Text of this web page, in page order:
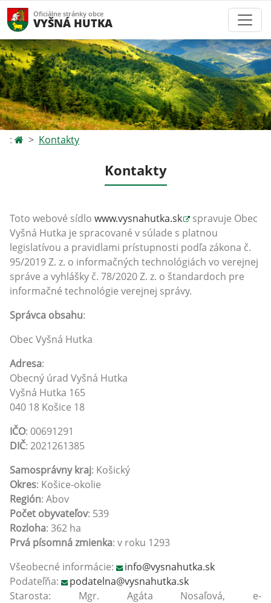
Oficiálne stránky obce
VYŠNÁ HUTKA
: Kontakty
Kontakty
Toto webové sídlo www.vysnahutka.sk
spravuje Obec
Vyšná Hutka je spracované v súlade s platnou
legislatívou a pravidlami prístupnosti podľa zákona č.
95/2019 Z. z. o informačných technológiách vo verejnej
správe a vyhlášky č. 78/2020 Z. z. o štandardoch pre
informačné technológie verejnej správy.
Správca obsahu:
Obec Vyšná Hutka
Adresa:
Obecný úrad Vyšná Hutka
Vyšná Hutka 165
040 18 Košice 18
IČO: 00691291
DIČ: 2021261385
Samosprávny kraj: Košický
Okres: Košice-okolie
Región: Abov
Počet obyvateľov: 539
Rozloha: 362 ha
Prvá písomná zmienka: v roku 1293
Všeobecné informácie:
info@vysnahutka.sk
Podateľňa:
podatelna@vysnahutka.sk
Starosta: Mgr. Agáta Nosaľová, e-